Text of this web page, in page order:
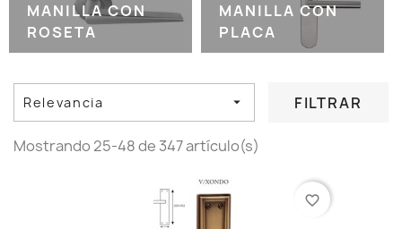
MANILLA CON
ROSETA
MANILLA CON
PLACA
Relevancia  FILTRAR
Mostrando 25-48 de 347 artículo(s)
favorite_border